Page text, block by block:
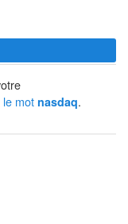
mot nasdaq.